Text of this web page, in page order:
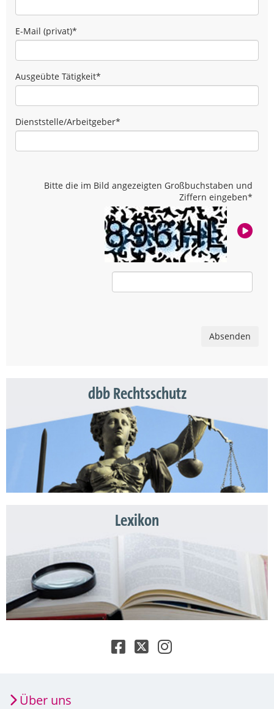
E-Mail (privat)*
Ausgeübte Tätigkeit*
Dienststelle/Arbeitgeber*
Bitte die im Bild angezeigten Großbuchstaben und
Ziffern eingeben*
Absenden
dbb Rechtsschutz
Lexikon
Über uns